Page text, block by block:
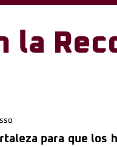
la
para que los